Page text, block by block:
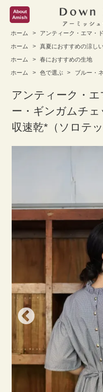
About
Amish
ホーム >
アンティーク・エマ・
ホーム
> 真夏におすすめの涼し
ホーム
> 春におすすめの生地
ホーム
> 色で選ぶ > ブルー・
アンティーク・
ー・ギンガムチ
収速乾*（ソロテッ